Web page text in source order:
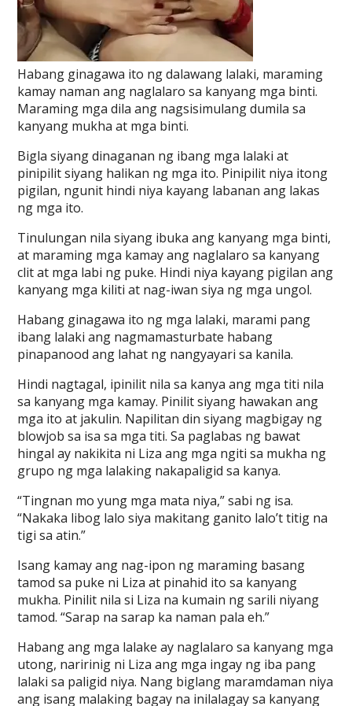
Habang ginagawa ito ng dalawang lalaki, maraming
kamay naman ang naglalaro sa kanyang mga binti.
Maraming mga dila ang nagsisimulang dumila sa
kanyang mukha at mga binti.
Bigla siyang dinaganan ng ibang mga lalaki at
pinipilit siyang halikan ng mga ito. Pinipilit niya itong
pigilan, ngunit hindi niya kayang labanan ang lakas
ng mga ito.
Tinulungan nila siyang ibuka ang kanyang mga binti,
at maraming mga kamay ang naglalaro sa kanyang
clit at mga labi ng puke. Hindi niya kayang pigilan ang
kanyang mga kiliti at nag-iwan siya ng mga ungol.
Habang ginagawa ito ng mga lalaki, marami pang
ibang lalaki ang nagmamasturbate habang
pinapanood ang lahat ng nangyayari sa kanila.
Hindi nagtagal, ipinilit nila sa kanya ang mga titi nila
sa kanyang mga kamay. Pinilit siyang hawakan ang
mga ito at jakulin. Napilitan din siyang magbigay ng
blowjob sa isa sa mga titi. Sa paglabas ng bawat
hingal ay nakikita ni Liza ang mga ngiti sa mukha ng
grupo ng mga lalaking nakapaligid sa kanya.
“Tingnan mo yung mga mata niya,” sabi ng isa.
“Nakaka libog lalo siya makitang ganito lalo’t titig na
tigi sa atin.”
Isang kamay ang nag-ipon ng maraming basang
tamod sa puke ni Liza at pinahid ito sa kanyang
mukha. Pinilit nila si Liza na kumain ng sarili niyang
tamod. “Sarap na sarap ka naman pala eh.”
Habang ang mga lalake ay naglalaro sa kanyang mga
utong, naririnig ni Liza ang mga ingay ng iba pang
lalaki sa paligid niya. Nang biglang maramdaman niya
ang isang malaking bagay na inilalagay sa kanyang